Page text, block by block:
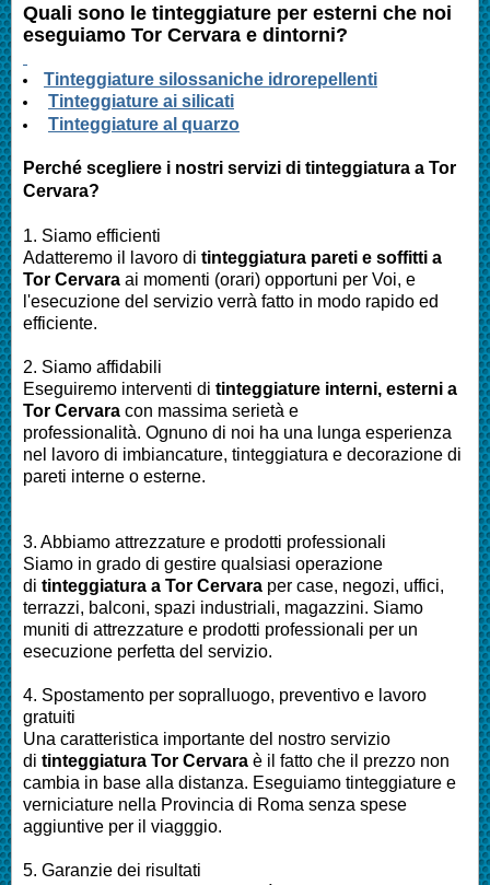
Quali sono le tinteggiature per esterni che noi
eseguiamo Tor Cervara e dintorni?
Tinteggiature silossaniche idrorepellenti
Tinteggiature ai silicati
Tinteggiature al quarzo
Perché scegliere i nostri servizi di tinteggiatura a Tor
Cervara?
1. Siamo efficienti
Adatteremo il lavoro di tinteggiatura pareti e soffitti a
Tor Cervara ai momenti (orari) opportuni per Voi, e
l'esecuzione del servizio verrà fatto in modo rapido ed
efficiente.
2. Siamo affidabili
Eseguiremo interventi di tinteggiature interni, esterni a
Tor Cervara con massima serietà e
professionalità. Ognuno di noi ha una lunga esperienza
nel lavoro di imbiancature, tinteggiatura e decorazione di
pareti interne o esterne.
3. Abbiamo attrezzature e prodotti professionali
Siamo in grado di gestire qualsiasi operazione
di tinteggiatura a Tor Cervara per case, negozi, uffici,
terrazzi, balconi, spazi industriali, magazzini. Siamo
muniti di attrezzature e prodotti professionali per un
esecuzione perfetta del servizio.
4. Spostamento per sopralluogo, preventivo e lavoro
gratuiti
Una caratteristica importante del nostro servizio
di tinteggiatura Tor Cervara è il fatto che il prezzo non
cambia in base alla distanza. Eseguiamo tinteggiature e
verniciature nella Provincia di Roma senza spese
aggiuntive per il viagggio.
5. Garanzie dei risultati